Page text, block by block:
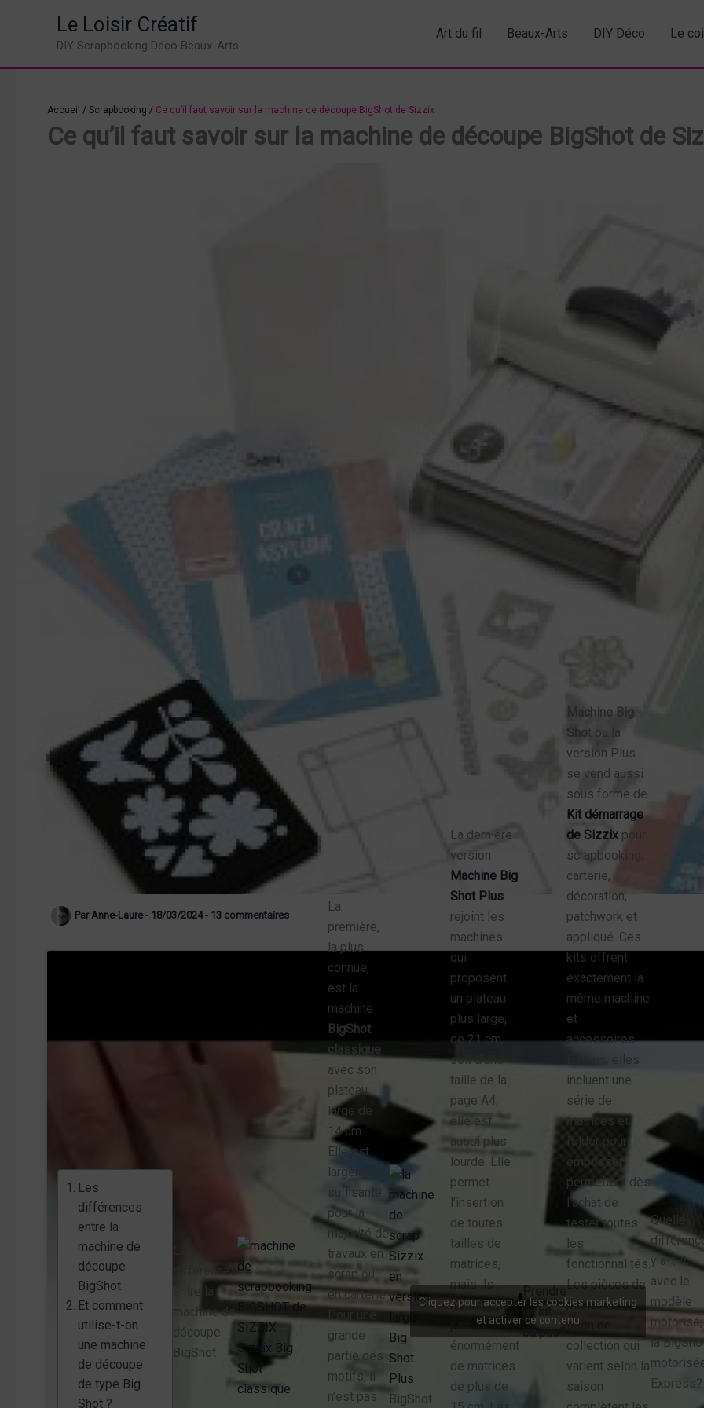
Le Loisir Créatif
DIY Scrapbooking Déco Beaux-Arts...
Art du fil Beaux-Arts DIY Déco Le
Accueil / Scrapbooking / Ce qu’il faut savoir sur la machine de découpe BigShot de Sizzix
Ce qu’il faut savoir sur la machine de découpe BigShot de
ParAnne-Laure- 18/03/2024- 13 commentaires
Les
différences
entre la
machine de
découpe
BigShot
Et comment
utilise-t-on
une machine
de découpe
de type Big
Shot ?
différences
entre la
machine de
découpe
BigShot
Sizzix Big
Shot
classique
La
première,
la plus
connue,
est la
machine
BigShot
classique
avec son
plateau
large de
14 cm.
Elle est
largement
suffisante
pour la
majorité de
travaux en
scrap ou
en carterie.
grande
partie des
motifs, il
n’est pas
BigShot
La dernière
version
Machine Big
Shot Plus
rejoint les
machines
qui
proposent
un plateau
plus large,
de 21 cm,
soit d’une
taille de la
page A4,
elle est
aussi plus
lourde. Elle
permet
l’insertion
de toutes
tailles de
matrices,
mais ils
n’existent
énormément
de matrices
de plus de
Prendre
ou pas?
Machine Big
Shot ou la
version Plus
se vend aussi
sous forme de
Kit démarrage
de Sizzix pour
scrapbooking,
carterie,
décoration,
patchwork et
appliqué. Ces
kits offrent
exactement la
même machine
et
accessoires.
En plus, elles
incluent une
série de
matrices et
folder pour
embosser
permettant dès
l’achat de
tester toutes
les
fonctionnalités.
Les pièces de
papier ou de
tissu de
collection qui
varient selon la
saison
Quelle
y a-t-il
avec le
modèle
motorisé,
la
Express?
Cliquez pour accepter les cookies marketing
et activer ce contenu